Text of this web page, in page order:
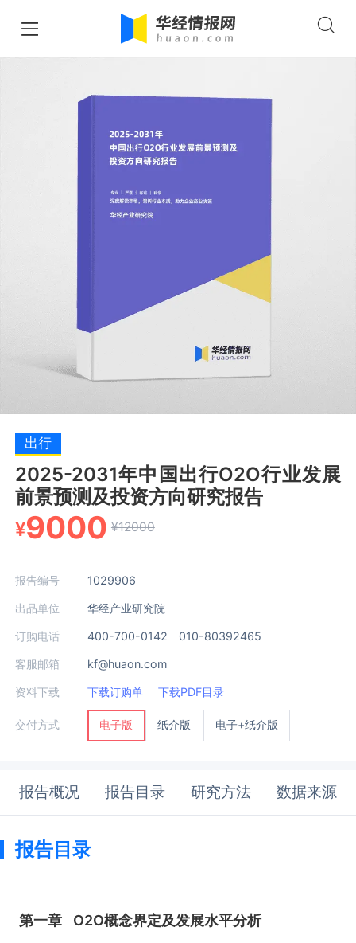
出行
2025-2031年中国出行O2O行业发展
前景预测及投资方向研究报告
¥9000 ¥12000
报告编号 1029906
出品单位 华经产业研究院
订购电话 400-700-0142 010-80392465
客服邮箱 kf@huaon.com
资料下载 下载订购单 下载PDF目录
交付方式 电子版 纸介版 电子+纸介版
报告概况 报告目录 研究方法 数据来源
报告目录
第一章 O2O概念界定及发展水平分析